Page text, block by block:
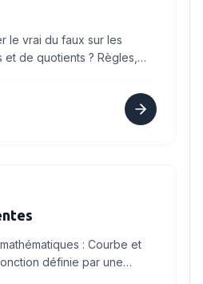
le vrai du faux sur les
de quotients ? Règles,
: Courbe et
définie par une